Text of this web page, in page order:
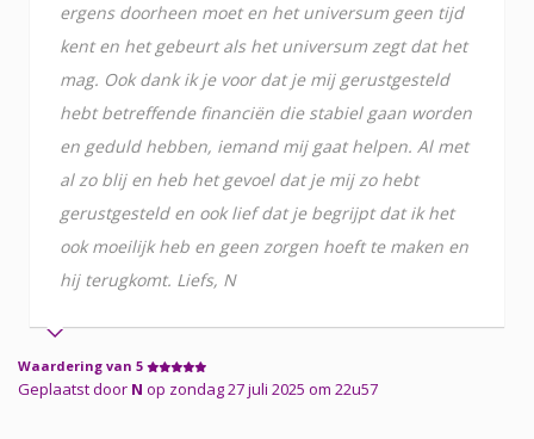
ergens doorheen moet en het universum geen tijd
kent en het gebeurt als het universum zegt dat het
mag. Ook dank ik je voor dat je mij gerustgesteld
hebt betreffende financiën die stabiel gaan worden
en geduld hebben, iemand mij gaat helpen. Al met
al zo blij en heb het gevoel dat je mij zo hebt
gerustgesteld en ook lief dat je begrijpt dat ik het
ook moeilijk heb en geen zorgen hoeft te maken en
hij terugkomt. Liefs, N
Waardering van 5
Geplaatst door N op zondag 27 juli 2025 om 22u57